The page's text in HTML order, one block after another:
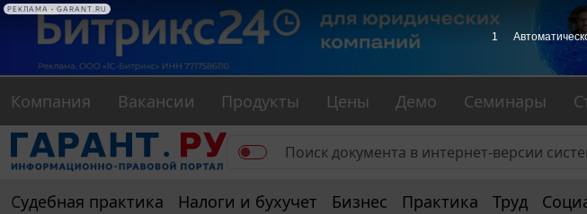
Компания Вакансии Продукты Цены Демо Семинары
Судебная практика Налоги и бухучет Бизнес Практика Труд
1
РЕКЛАМА • GARANT.RU